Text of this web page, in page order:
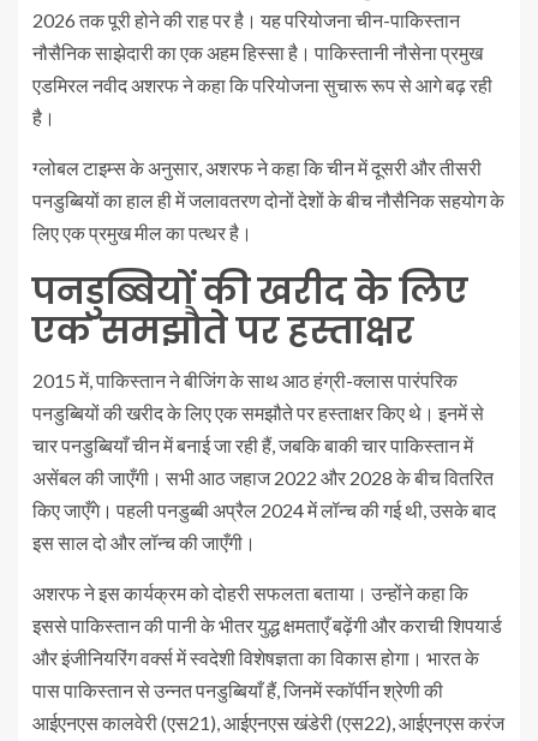
2026 तक पूरी होने की राह पर है। यह परियोजना चीन-पाकिस्तान
नौसैनिक साझेदारी का एक अहम हिस्सा है। पाकिस्तानी नौसेना प्रमुख
एडमिरल नवीद अशरफ ने कहा कि परियोजना सुचारू रूप से आगे बढ़ रही
है।
ग्लोबल टाइम्स के अनुसार, अशरफ ने कहा कि चीन में दूसरी और तीसरी
पनडुब्बियों का हाल ही में जलावतरण दोनों देशों के बीच नौसैनिक सहयोग के
लिए एक प्रमुख मील का पत्थर है।
पनडुब्बियों की खरीद के लिए
एक समझौते पर हस्ताक्षर
2015 में, पाकिस्तान ने बीजिंग के साथ आठ हंग्री-क्लास पारंपरिक
पनडुब्बियों की खरीद के लिए एक समझौते पर हस्ताक्षर किए थे। इनमें से
चार पनडुब्बियाँ चीन में बनाई जा रही हैं, जबकि बाकी चार पाकिस्तान में
असेंबल की जाएँगी। सभी आठ जहाज 2022 और 2028 के बीच वितरित
किए जाएँगे। पहली पनडुब्बी अप्रैल 2024 में लॉन्च की गई थी, उसके बाद
इस साल दो और लॉन्च की जाएँगी।
अशरफ ने इस कार्यक्रम को दोहरी सफलता बताया। उन्होंने कहा कि
इससे पाकिस्तान की पानी के भीतर युद्ध क्षमताएँ बढ़ेंगी और कराची शिपयार्ड
और इंजीनियरिंग वर्क्स में स्वदेशी विशेषज्ञता का विकास होगा। भारत के
पास पाकिस्तान से उन्नत पनडुब्बियाँ हैं, जिनमें स्कॉर्पीन श्रेणी की
आईएनएस कालवेरी (एस21), आईएनएस खंडेरी (एस22), आईएनएस करंज